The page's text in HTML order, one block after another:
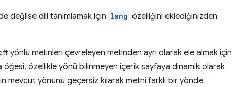
değilse dili tanımlamak için lang özelliğini eklediğinizden
yönlü metinleri çevreleyen metinden ayrı olarak ele almak için
öğesi, özellikle yönü bilinmeyen içerik sayfaya dinamik olarak
mevcut yönünü geçersiz kılarak metni farklı bir yönde